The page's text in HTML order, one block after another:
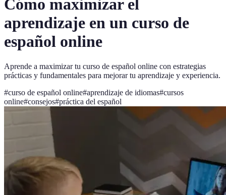
Cómo maximizar el
aprendizaje en un curso de
español online
Aprende a maximizar tu curso de español online con estrategias
prácticas y fundamentales para mejorar tu aprendizaje y experiencia.
#curso de español online#aprendizaje de idiomas#cursos
online#consejos#práctica del español